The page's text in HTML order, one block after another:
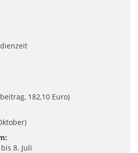
182,10 Euro)
8. Juli